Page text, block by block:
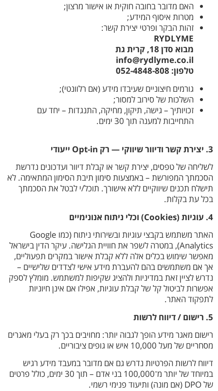
האם מדובר בחובה חוקית או אישור מרצון;
מטרות איסוף המידע;
זהות הבקר ופרטי יצירת קשר:
RYDLYME
מבוא סדן 18, קרית גת
info@rydlyme.co.il
טלפון: 052-4848-808
גורמים חיצוניים שעיבדו מידע (אם רלוונטי);
השלכות של סירוב למסור;
זכויותיך – גישה, תיקון, מחיקה, התנגדות – יחד עם
התחייבות למענה תוך 30 ימים.
3. יצירת קשר ודיוור שיווקי — רק Opt-in ייעודי
לשליחה של טפסים, יצירת קשר או קבלת דיוור ועדכונים נדרשת
הסכמתך המפורשת – באמצעות סימון תיבת הסימון המתאימה. לא
תישלח תכנים שיווקיים ללא אישורך. תוכל/י לבטל את הסכמתך
בכל עת בקלות.
4. עוגיות (Cookies) וכלי ניתוח אנונימיים
האתר משתמש בקבצי עוגיות ובשירותי ניתוח (כמו Google
Analytics), במטרה לשפר את חוויית הגלישה. עיקר הדין בישראל
מאפשר שימוש בכלים אלה ללא קבלת אישור במקרים תפעוליים,
אך אם משתמשים בהם להעברת מידע אישי לצדדים שלישיים –
נדרש לציין זאת במדיניות ולהציג שקיפות למשתמש. מומלץ לספק
אפשרות לביטול קל של קבלת עוגיות, אפילו אם אינן חיוניות
לתפקוד האתר.
5. רישום / דיווח לרשות
רישום מאגר מידע הופך לגבוה יותר: מחויבים בכך רק בעלי מאגרים
מסחריים של מעל 10,000 איש או גופים ציבוריים.
דיווח לרשות הפרטיות נדרש גם אם מדובר במעבד מידע רגיש
במיוחד של יותר מ־100,000 בני אדם – תוך 30 ימים, כולל פרטים
של DPO (אם מונה) ותיעוד פנימי רשמי.